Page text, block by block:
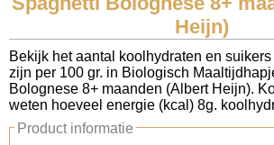
Links
Heijn)
Bekijk het aantal koolhydraten en
zijn per 100 gr. in Biologisch
Bolognese 8+ maanden (Albert Heijn).
weten hoeveel energie (kcal) 8g.
Product informatie